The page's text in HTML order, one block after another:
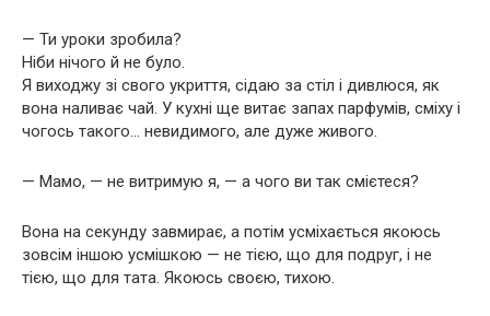
— Ти уроки зробила?
Ніби нічого й не було.
Я виходжу зі свого укриття, сідаю за стіл і дивлюся, як
вона наливає чай. У кухні ще витає запах парфумів, сміху і
чогось такого… невидимого, але дуже живого.
— Мамо, — не витримую я, — а чого ви так смієтеся?
Вона на секунду завмирає, а потім усміхається якоюсь
зовсім іншою усмішкою — не тією, що для подруг, і не
тією, що для тата. Якоюсь своєю, тихою.